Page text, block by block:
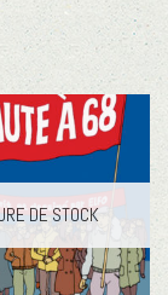
DE STOCK